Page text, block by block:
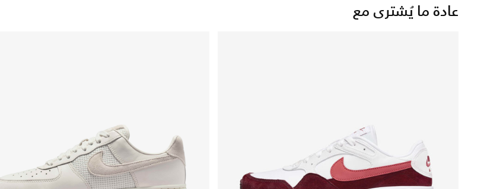
عادة ما يُشترى مع